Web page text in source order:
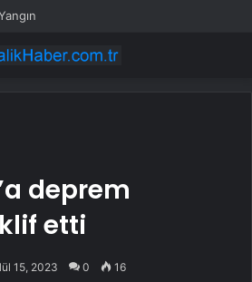
deprem
etti
15, 2023 0 16